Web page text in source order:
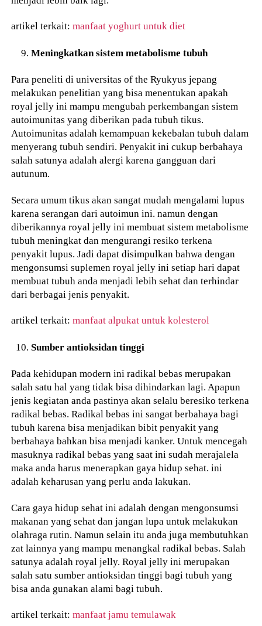
artikel terkait:manfaat yoghurt untuk diet
Meningkatkan sistem metabolisme tubuh
Para peneliti di universitas of the Ryukyus jepang
melakukan penelitian yang bisa menentukan apakah
royal jelly ini mampu mengubah perkembangan sistem
autoimunitas yang diberikan pada tubuh tikus.
Autoimunitas adalah kemampuan kekebalan tubuh dalam
menyerang tubuh sendiri. Penyakit ini cukup berbahaya
salah satunya adalah alergi karena gangguan dari
autunum.
Secara umum tikus akan sangat mudah mengalami lupus
karena serangan dari autoimun ini. namun dengan
diberikannya royal jelly ini membuat sistem metabolisme
tubuh meningkat dan mengurangi resiko terkena
penyakit lupus. Jadi dapat disimpulkan bahwa dengan
mengonsumsi suplemen royal jelly ini setiap hari dapat
membuat tubuh anda menjadi lebih sehat dan terhindar
dari berbagai jenis penyakit.
artikel terkait:manfaat alpukat untuk kolesterol
Sumber antioksidan tinggi
Pada kehidupan modern ini radikal bebas merupakan
salah satu hal yang tidak bisa dihindarkan lagi. Apapun
jenis kegiatan anda pastinya akan selalu beresiko terkena
radikal bebas. Radikal bebas ini sangat berbahaya bagi
tubuh karena bisa menjadikan bibit penyakit yang
berbahaya bahkan bisa menjadi kanker. Untuk mencegah
masuknya radikal bebas yang saat ini sudah merajalela
maka anda harus menerapkan gaya hidup sehat. ini
adalah keharusan yang perlu anda lakukan.
Cara gaya hidup sehat ini adalah dengan mengonsumsi
makanan yang sehat dan jangan lupa untuk melakukan
olahraga rutin. Namun selain itu anda juga membutuhkan
zat lainnya yang mampu menangkal radikal bebas. Salah
satunya adalah royal jelly. Royal jelly ini merupakan
salah satu sumber antioksidan tinggi bagi tubuh yang
bisa anda gunakan alami bagi tubuh.
artikel terkait:manfaat jamu temulawak